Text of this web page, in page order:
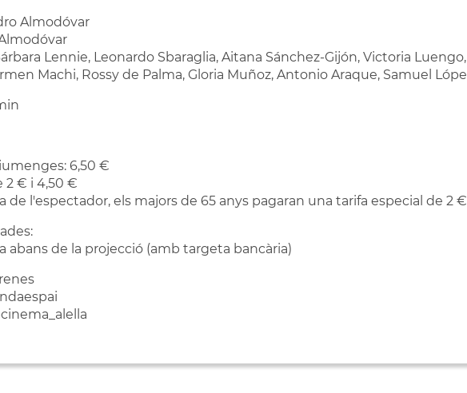
Almodóvar
Lennie, Leonardo Sbaraglia, Aitana Sánchez-Gijón, Victoria
Machi, Rossy de Palma, Gloria Muñoz, Antonio Araque, Samuel
6,50 €
2 € i 4,50 €
de l'espectador, els majors de 65 anys pagaran una tarifa especial de 2
abans de la projecció (amb targeta bancària)